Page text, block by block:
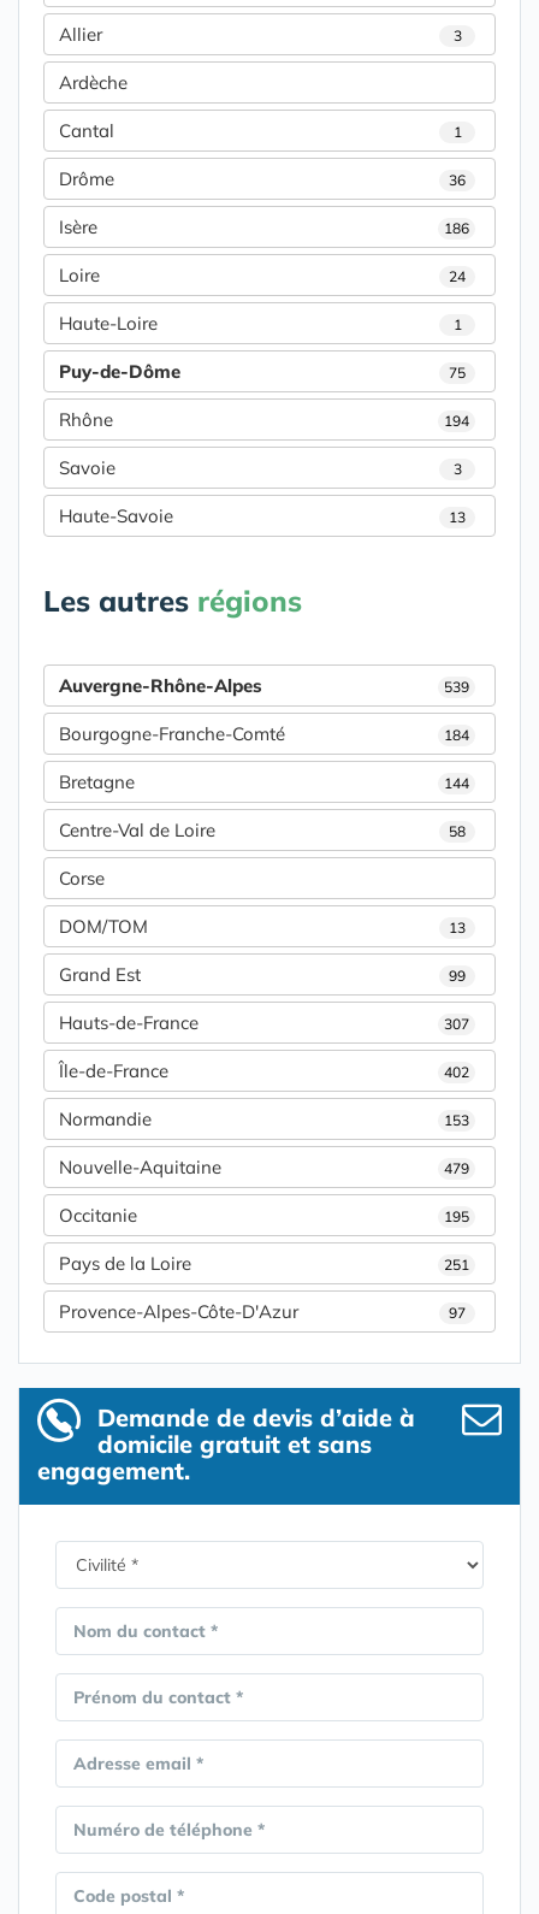
Allier 3
Ardèche
Cantal 1
Drôme 36
Isère 186
Loire 24
Haute-Loire 1
Puy-de-Dôme 75
Rhône 194
Savoie 3
Haute-Savoie 13
Les autres régions
Auvergne-Rhône-Alpes 539
Bourgogne-Franche-Comté 184
Bretagne 144
Centre-Val de Loire 58
Corse
DOM/TOM 13
Grand Est 99
Hauts-de-France 307
Île-de-France 402
Normandie 153
Nouvelle-Aquitaine 479
Occitanie 195
Pays de la Loire 251
Provence-Alpes-Côte-D'Azur 97
Demande de devis d’aide à
domicile gratuit et sans
engagement.
Nom du contact *
Prénom du contact *
Adresse email *
Numéro de téléphone *
Code postal *